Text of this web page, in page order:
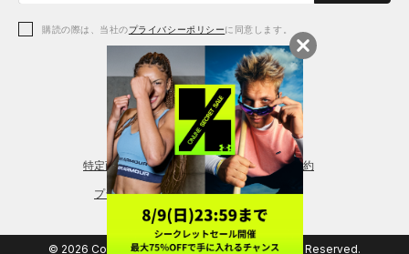
アクセサリー
レギンス＆タイツ
シューズ
購読の際は、当社のプライバシーポリシーに同意します。
特定商取引法に基づく通販の表記 会員規約
プライバシーポリシー
© 2026 Copyright DOME Corporation. All Rights Reserved.